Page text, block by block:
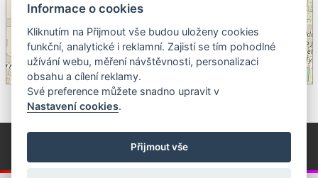
©OpenStreetMapcontributors.
© Píseckem / Kalendárium (Změna programu vyhrazena!)
(Cookies)
© 2018 - 2026 Realizace a správa webu:
Informace o cookies
Kliknutím na Přijmout vše budou uloženy cookies
funkční, analytické i reklamní. Zajistí se tím pohodlné
užívání webu, měření návštěvnosti, personalizaci
obsahu a cílení reklamy.
Své preference můžete snadno upravit v
Nastavení cookies.
Přijmout vše